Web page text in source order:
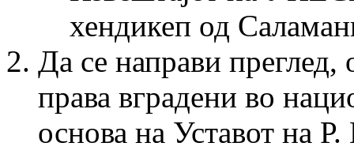
хендикеп од
Да се направи преглед,
права вградени во
основа на Уставот на